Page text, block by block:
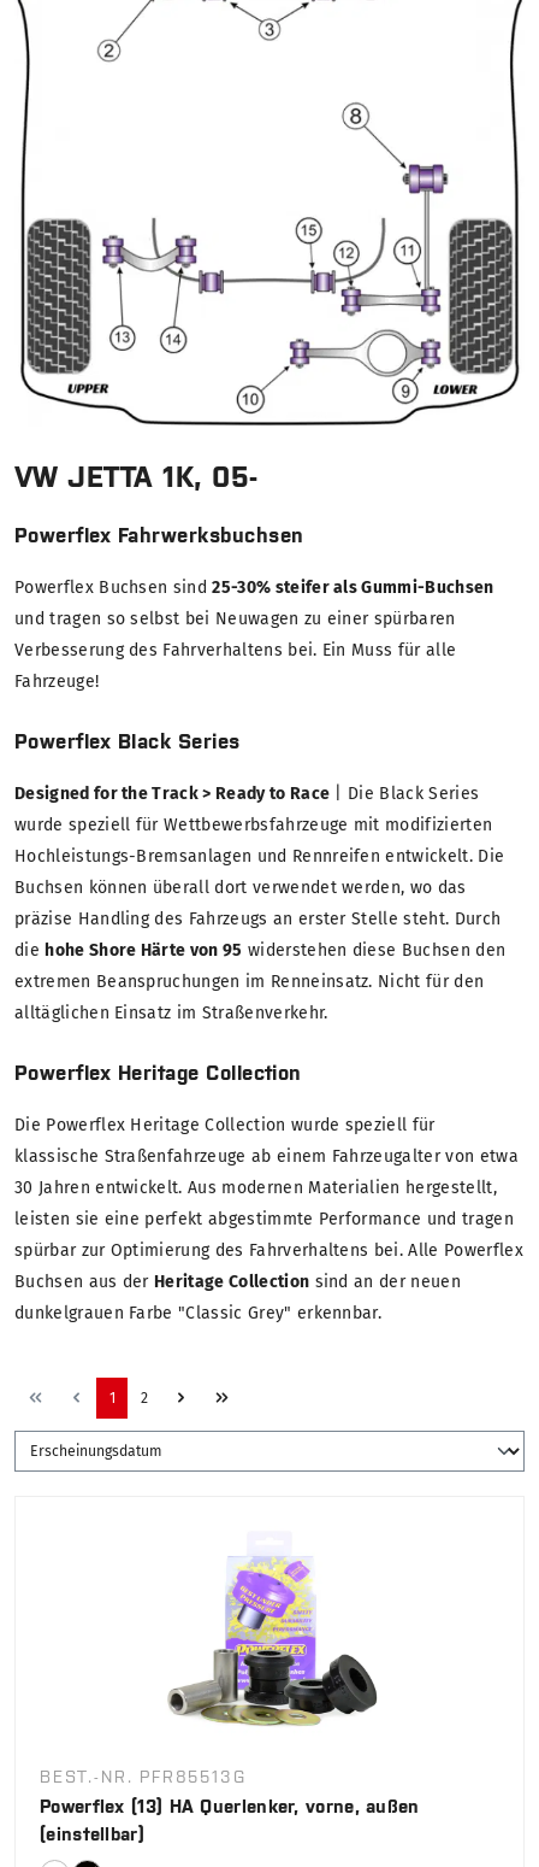
VW JETTA 1K, 05-
Powerflex Fahrwerksbuchsen
Powerflex Buchsen sind25-30% steifer als Gummi-Buchsen
und tragen so selbst bei Neuwagen zu einer spürbaren
Verbesserung des Fahrverhaltens bei. Ein Muss für alle
Fahrzeuge!
Powerflex Black Series
Designed for the Track > Ready to Race | Die Black Series
wurde speziell für Wettbewerbsfahrzeuge mit modifizierten
Hochleistungs-Bremsanlagen und Rennreifen entwickelt. Die
Buchsen können überall dort verwendet werden, wo das
präzise Handling des Fahrzeugs an erster Stelle steht. Durch
die hohe Shore Härte von 95 widerstehen diese Buchsen den
extremen Beanspruchungen im Renneinsatz. Nicht für den
alltäglichen Einsatz im Straßenverkehr.
Powerflex Heritage Collection
Die Powerflex Heritage Collection wurde speziell für
klassische Straßenfahrzeuge ab einem Fahrzeugalter von etwa
30 Jahren entwickelt. Aus modernen Materialien hergestellt,
leisten sie eine perfekt abgestimmte Performance und tragen
spürbar zur Optimierung des Fahrverhaltens bei. Alle Powerflex
Buchsen aus der Heritage Collection sind an der neuen
dunkelgrauen Farbe "Classic Grey" erkennbar.
1 2
BEST.-NR. PFR85513G
Powerflex (13) HA Querlenker, vorne, außen
(einstellbar)